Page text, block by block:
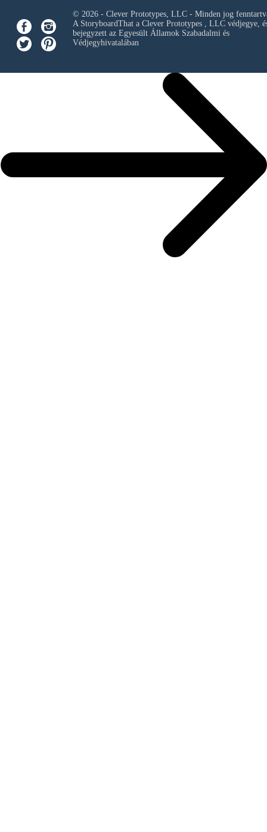
© 2026 - Clever Prototypes, LLC - Minden jog
A StoryboardThat a Clever Prototypes , LLCvédjegye,
bejegyzett az Egyesült Államok Szabadalmi és
Védjegyhivatalában